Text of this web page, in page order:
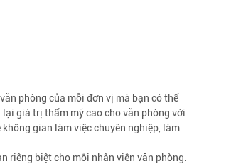
phòng của mỗi đơn vị mà bạn có thể
giá trị thẩm mỹ cao cho văn phòng với
gian làm việc chuyên nghiệp, làm
riêng biệt cho mỗi nhân viên văn phòng.